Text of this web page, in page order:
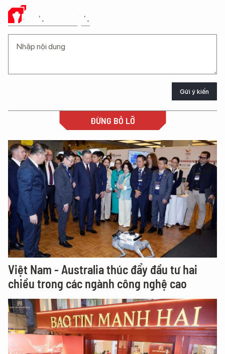
Ý KIẾN CỦA BẠN
Gửi ý kiến
ĐỪNG BỎ LỠ
Việt Nam - Australia thúc đẩy đầu tư hai
chiều trong các ngành công nghệ cao